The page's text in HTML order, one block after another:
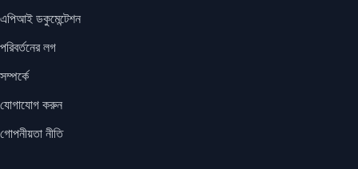
এপিআই ডকুমেন্টেশন
পরিবর্তনের লগ
সম্পর্কে
যোগাযোগ করুন
গোপনীয়তা নীতি